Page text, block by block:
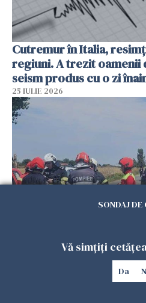
Cutremur în Italia,
regiuni. A trezit oamenii
seism produs cu o zi
25 IULIE 2026
Ciobanul care a găsit
fost ascuns de șeful de
SONDAJ DE
Vă simțiți
Da